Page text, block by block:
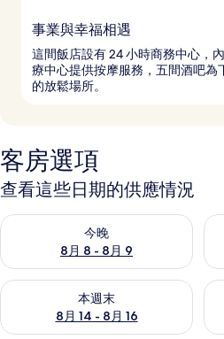
事業與幸福相遇
這間飯店設有 24 小時商務中心，
療中心提供按摩服務，五間酒吧為
的放鬆場所。
客房選項
查看這些日期的供應情況
今晚
8月 8 - 8月 9
查看今晚 (8月 8 - 8月 9) 的供應情況
查
本週末
8月 14 - 8月 16
查看本週末 (8月 14 - 8月 16) 的供應查